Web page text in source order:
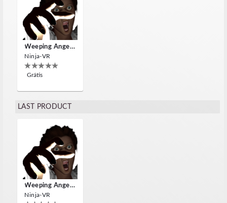
Weeping Angels VR
Ninja-VR
Grátis
LAST PRODUCT
Weeping Angels VR
Ninja-VR